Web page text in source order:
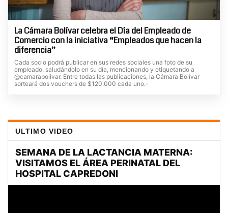
La Cámara Bolívar celebra el Día del Empleado de
Comercio con la iniciativa “Empleados que hacen la
diferencia”
Cada socio podrá publicar en sus redes sociales una foto de su
empleado, saludándolo en su día, mencionando y etiquetando a
@camarabolivar. Entre todas las publicaciones, la Cámara Bolívar
sorteará dos vouchers de $120.000 cada uno.-
ULTIMO VIDEO